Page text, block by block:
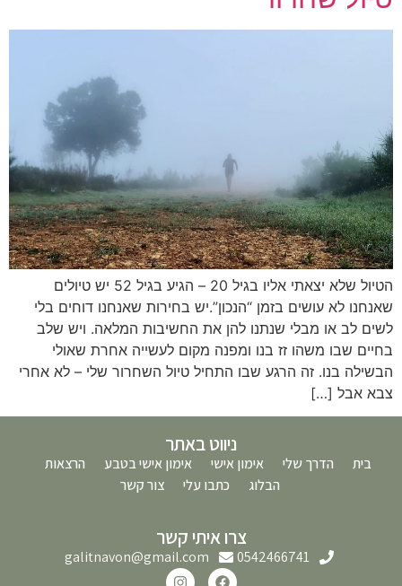
הטיול שלא יצאתי אליו בגיל 20 – הגיע בגיל 52 יש טיולים
שאנחנו לא עושים בזמן “הנכון”.יש בחירות שאנחנו דוחים בלי
לשים לב או מבלי שנתנו להן את החשיבות המלאה. ויש שלב
בחיים שבו משהו זז בנו ומפנה מקום לעשייה אחרת שאולי
הבשילה בנו. זה הרגע שבו התחיל טיול השחרור שלי – לא אחרי
צבא אבל […]
ניווט באתר
בית הדרך שלי אימון אישי אימון אישי בטבע
הרצאות
הבלוג
כתבו עלי צור קשר
צרו איתי קשר
0542466741
galitnavon@gmail.com